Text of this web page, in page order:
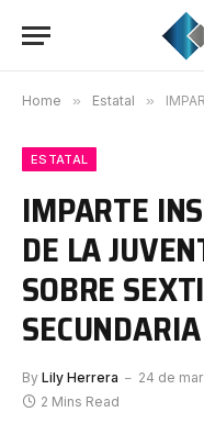
Home » Estatal » IMPARTE
ESTATAL
IMPARTE
DE LA
SOBRE
SECUNDARIA
By Lily Herrera 24 de
2 Mins Read